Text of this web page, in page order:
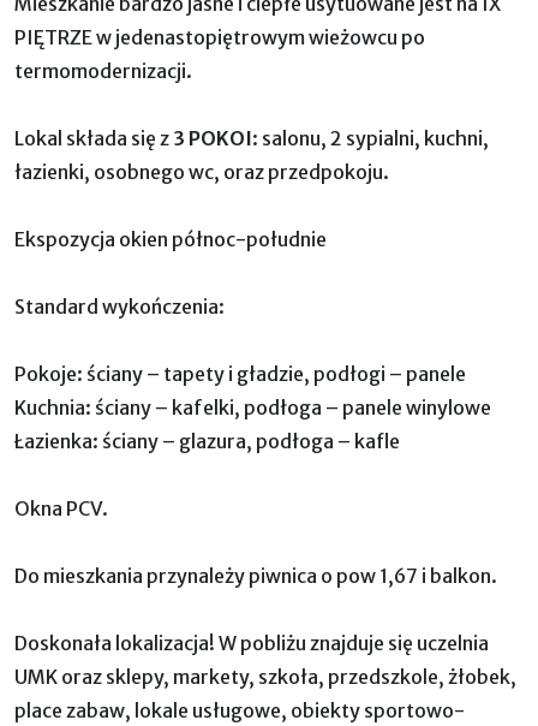
PIĘTRZE w jedenastopiętrowym wieżowcu po
termomodernizacji.
Lokal składa się z 3 POKOI: salonu, 2 sypialni, kuchni,
łazienki, osobnego wc, oraz przedpokoju.
Ekspozycja okien północ-południe
Standard wykończenia:
Pokoje: ściany – tapety i gładzie, podłogi – panele
Kuchnia: ściany – kafelki, podłoga – panele winylowe
Łazienka: ściany – glazura, podłoga – kafle
Okna PCV.
Do mieszkania przynależy piwnica o pow 1,67 i balkon.
Doskonała lokalizacja! W pobliżu znajduje się uczelnia
UMK oraz sklepy, markety, szkoła, przedszkole, żłobek,
place zabaw, lokale usługowe, obiekty sportowo-